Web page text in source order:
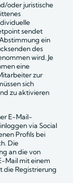
oder juristische
sendet
ein
des
wird. Je
eine
zur
sich
zu aktivieren
E-Mail-
via Social
Profils bei
Die
an die von
Mail mit einem
die Registrierung